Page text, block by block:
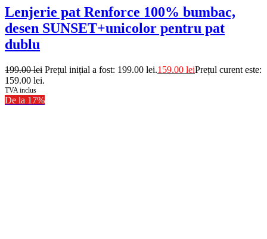
Lenjerie pat Renforce 100% bumbac,
desen SUNSET+unicolor pentru pat
dublu
199.00lei Prețul inițial a fost: 199.00 lei.159.00 leiPrețul curent este:
159.00 lei.
TVA inclus
De la 17%